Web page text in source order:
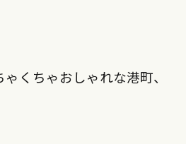
くちゃおしゃれな港町、